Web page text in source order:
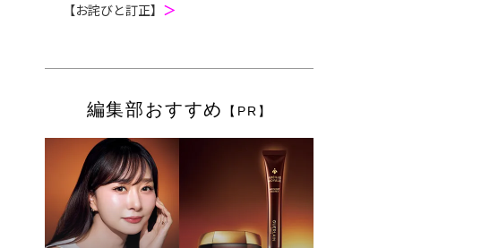
【お詫びと訂正】 ＞
編集部おすすめ 【PR】